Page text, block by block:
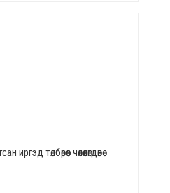
төлбөрөөс чөлөөлөгдөнө